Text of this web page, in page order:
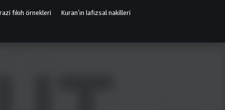
fıkıh örnekleri Kuran’ın lafızsal nakilleri